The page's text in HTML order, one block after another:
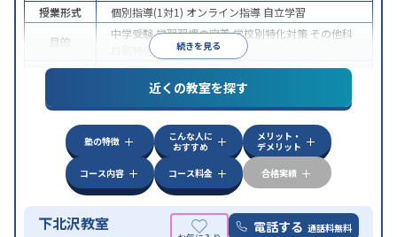
続きを見る
授業形式
個別指導(1対1) オンライン指導 自立学習
目的
中学受験学習習慣の定着学校別特化対策 その他科
目別特化対策
特徴
授業の振替可能オンライン対応1科目から受講可能
近くの教室を探す
塾の特徴
こんな人に
おすすめ
メリット・
デメリット
コース内容
コース料金 合格実績
下北沢教室 電話する 通話料無料